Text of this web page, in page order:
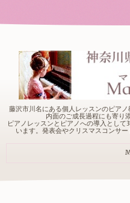
藤沢市川名にある個人レッスンのピア
内面のご成長過程にも寄り
ピアノレッスンとピアノへの導入とし
います。発表会やクリスマスコンサ